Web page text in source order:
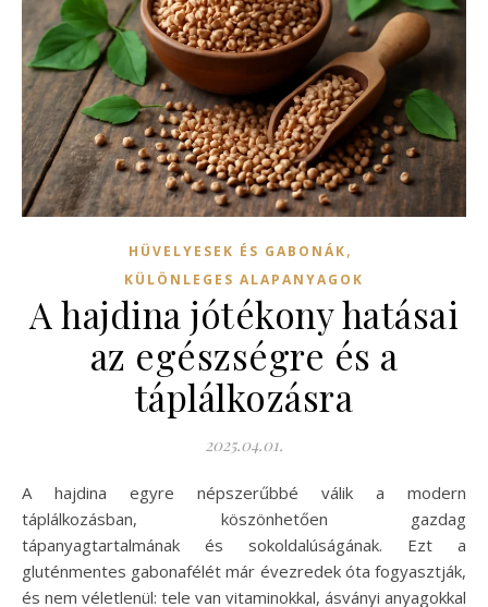
HÜVELYESEK ÉS GABONÁK,
KÜLÖNLEGES ALAPANYAGOK
A hajdina jótékony hatásai
az egészségre és a
táplálkozásra
2025.04.01.
A hajdina egyre népszerűbbé válik a modern
táplálkozásban, köszönhetően gazdag
tápanyagtartalmának és sokoldalúságának. Ezt a
gluténmentes gabonafélét már évezredek óta fogyasztják,
és nem véletlenül: tele van vitaminokkal, ásványi anyagokkal